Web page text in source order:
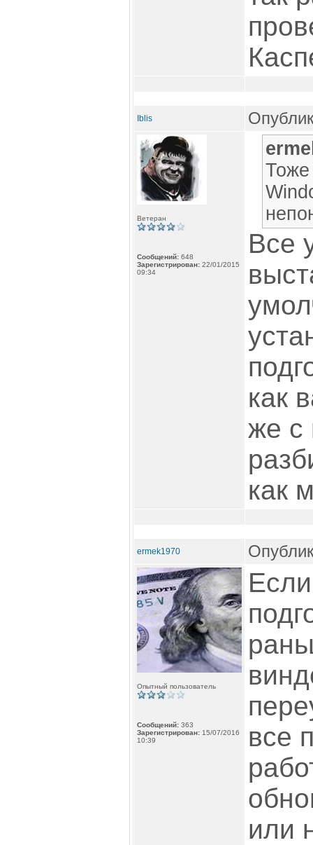
Iblis
Ветеран
Сообщений: 648
Зарегистрирован: 22/01/2015
09:34
Тоже
Все
как
же с
как
ermek1970
Опытный пользователь
Сообщений: 363
Зарегистрирован: 15/07/2016
10:39
все
или